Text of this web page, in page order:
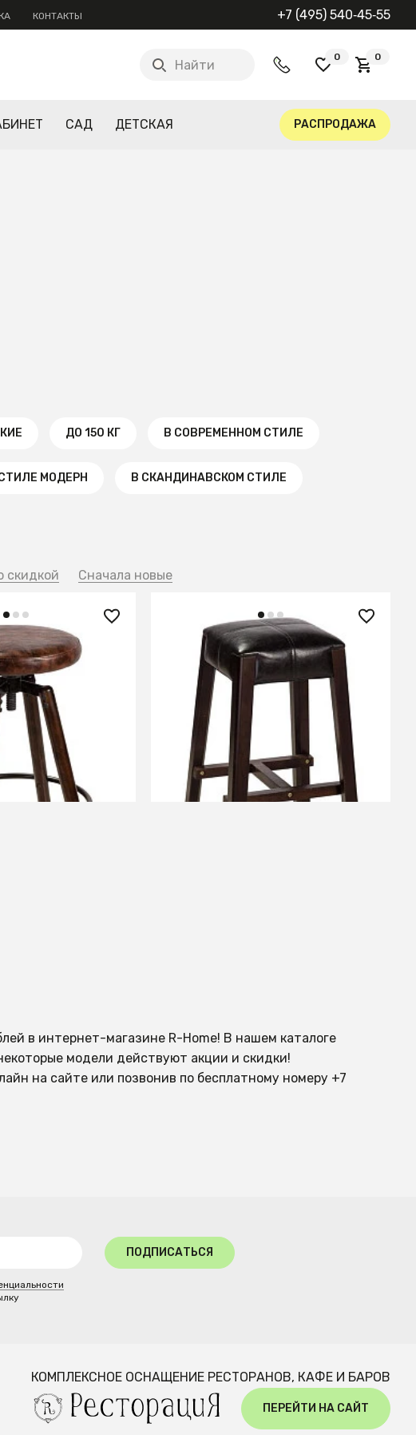
КОНТАКТЫ +7 (495) 540‑45‑55
Найти
0 0
САД ДЕТСКАЯ РАСПРОДАЖА
ДО 150 КГ В СОВРЕМЕННОМ СТИЛЕ
МОДЕРН В СКАНДИНАВСКОМ СТИЛЕ
скидкой Сначала новые
барный
5 025 ₽
Табурет барный Pyramid
СООБЩИТЬ О ПОСТУПЛЕНИИ
Временно отсутствует
в интернет-магазине R-Home! В нашем каталоге
модели действуют акции и скидки!
на сайте или позвонив по бесплатному номеру +7
ПОДПИСАТЬСЯ
КОМПЛЕКСНОЕ ОСНАЩЕНИЕ РЕСТОРАНОВ, КАФЕ И БАРОВ
ПЕРЕЙТИ НА САЙТ